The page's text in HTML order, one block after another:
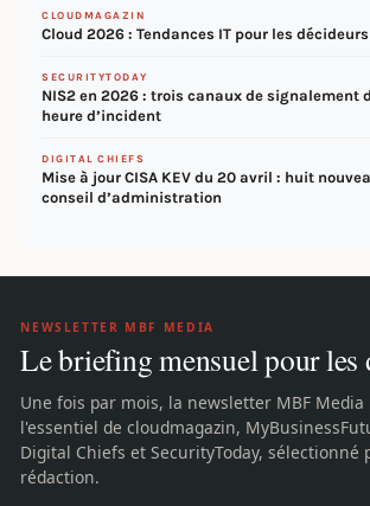
CLOUDMAGAZIN
Cloud 2026 : Tendances IT pour les
SECURITYTODAY
NIS2 en 2026 : trois canaux de signalement
heure d’incident
DIGITAL CHIEFS
Mise à jour CISA KEV du 20 avril : huit
conseil d’administration
NEWSLETTER MBF MEDIA
Le briefing mensuel pour les
Une fois par mois, la newsletter MBF
l'essentiel de cloudmagazin,
Digital Chiefs et SecurityToday, sélectionné
rédaction.